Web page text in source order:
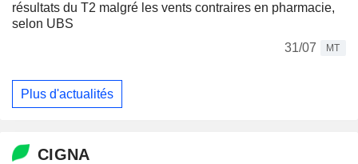
résultats du T2 malgré les vents contraires en pharmacie,
selon UBS
31/07
MT
Plus d'actualités
CIGNA